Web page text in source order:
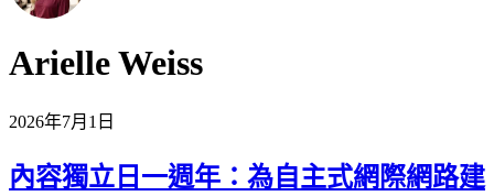
Arielle Weiss
2026年7月1日
內容獨立日一週年：為自主式網際網路建